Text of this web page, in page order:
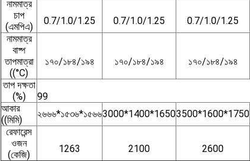
নামমাত্র
চাপ
(এমপিএ)
0.7/1.0/1.25 0.7/1.0/1.25 0.7/1.0/1.25
নামমাত্র
বাষ্প
তাপমাত্রা
((°C)
১৭০/১৮৪/১৯৪ ১৭০/১৮৪/১৯৪ ১৭০/১৮৪/১৯৪
তাপ দক্ষতা
(%)
99
আকার
((মিমি)
২৬৬৬*১৫৩৬*১৫৬৬3000*1400*16503500*1600*1750
রেফারেন্স
ওজন
(কেজি)
1263 2100 2600